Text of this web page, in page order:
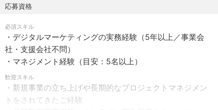
理やメンバーの稼働マネジメント
・ドコモオウンドメディア（dメニューやd払いアプリ）等
を活用した、ドコモ経済圏からの新規口座獲得施策の立
案・推進
・アライアンス施策（銀行・ドコモ等）の企画・進行管理
・複数のステークホルダーが関わるプロジェクトにおける
スキーム構築と、実行までの調整業務
・データドリブンな改善：250万人の口座データとドコモ
出社中心となります。
※年に1～2回程度、オフラインセミナー対応のため休日出勤
をお願いする場合があります
■給与
【月給】
54万円～87.5万円
応募資格
必須スキル
・デジタルマーケティングの実務経験（5年以上／事業会
社・支援会社不問）
・マネジメント経験（目安：5名以上）
歓迎スキル
・新規事業の立ち上げや長期的なプロジェクトマネジメン
トをされてきたご経験